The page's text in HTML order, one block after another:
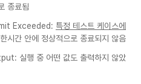
종료됨
Exceeded: 특정 테스트 케이스에
시간 안에 정상적으로 종료되지 않음
실행 중 어떤 값도 출력하지 않았